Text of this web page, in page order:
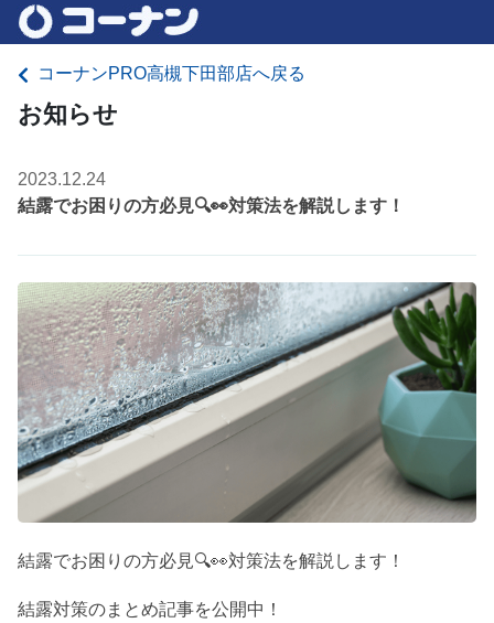
コーナンPRO高槻下田部店へ戻る
お知らせ
2023.12.24
結露でお困りの方必見🔍👀対策法を解説します！
結露でお困りの方必見🔍👀対策法を解説します！
結露対策のまとめ記事を公開中！